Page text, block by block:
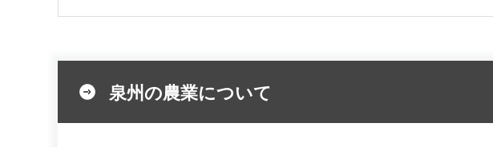
泉州の農業について